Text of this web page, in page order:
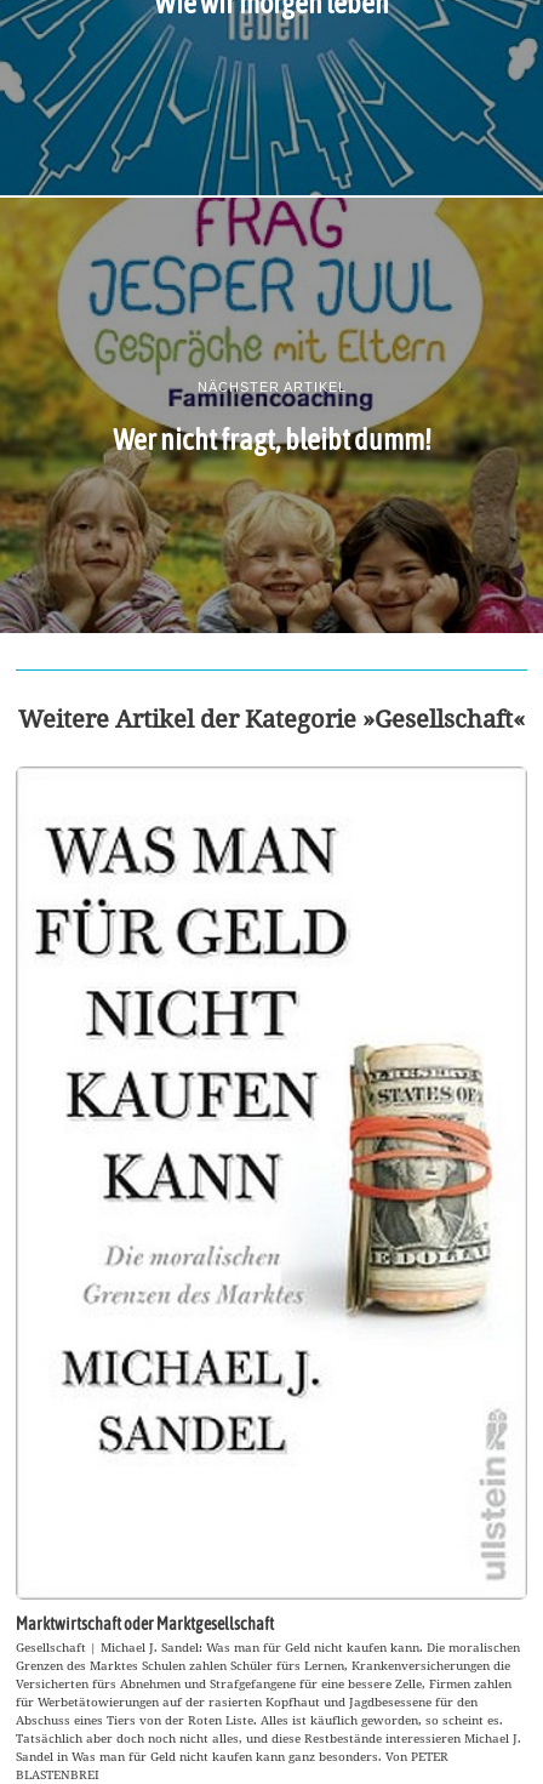
NÄCHSTER ARTIKEL
Wer nicht fragt, bleibt dumm!
Weitere Artikel der Kategorie »Gesellschaft«
Marktwirtschaft oder Marktgesellschaft
Gesellschaft | Michael J. Sandel: Was man für Geld nicht kaufen kann. Die moralischen
Grenzen des Marktes Schulen zahlen Schüler fürs Lernen, Krankenversicherungen die
Versicherten fürs Abnehmen und Strafgefangene für eine bessere Zelle, Firmen zahlen
für Werbetätowierungen auf der rasierten Kopfhaut und Jagdbesessene für den
Abschuss eines Tiers von der Roten Liste. Alles ist käuflich geworden, so scheint es.
Tatsächlich aber doch noch nicht alles, und diese Restbestände interessieren Michael J.
Sandel in Was man für Geld nicht kaufen kann ganz besonders. Von PETER
BLASTENBREI